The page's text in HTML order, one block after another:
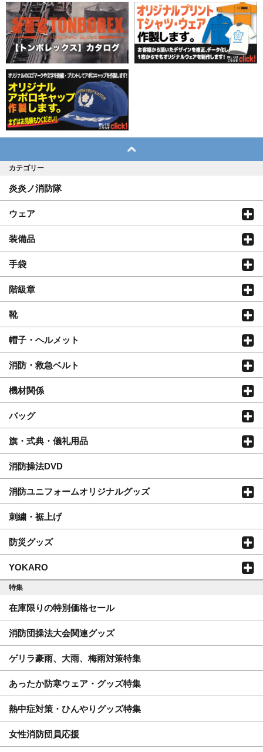
カテゴリー
炎炎ノ消防隊
ウェア
装備品
手袋
階級章
靴
帽子・ヘルメット
消防・救急ベルト
機材関係
バッグ
旗・式典・儀礼用品
消防操法DVD
消防ユニフォームオリジナルグッズ
刺繍・裾上げ
防災グッズ
YOKARO
特集
在庫限りの特別価格セール
消防団操法大会関連グッズ
ゲリラ豪雨、大雨、梅雨対策特集
あったか防寒ウェア・グッズ特集
熱中症対策・ひんやりグッズ特集
女性消防団員応援